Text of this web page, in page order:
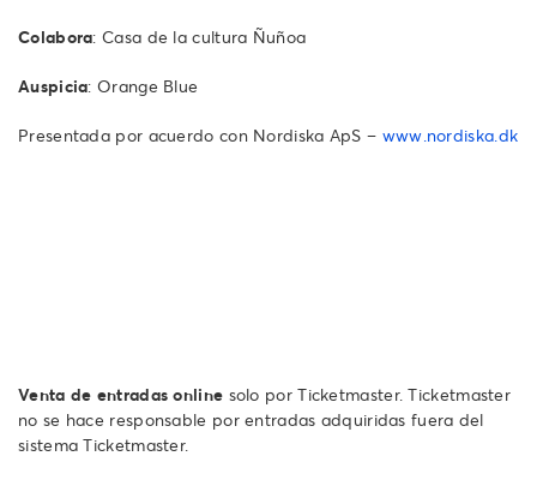
Colabora: Casa de la cultura Ñuñoa
Auspicia: Orange Blue
Presentada por acuerdo con Nordiska ApS – www.nordiska.dk
Venta de entradas online solo por Ticketmaster. Ticketmaster
no se hace responsable por entradas adquiridas fuera del
sistema Ticketmaster.